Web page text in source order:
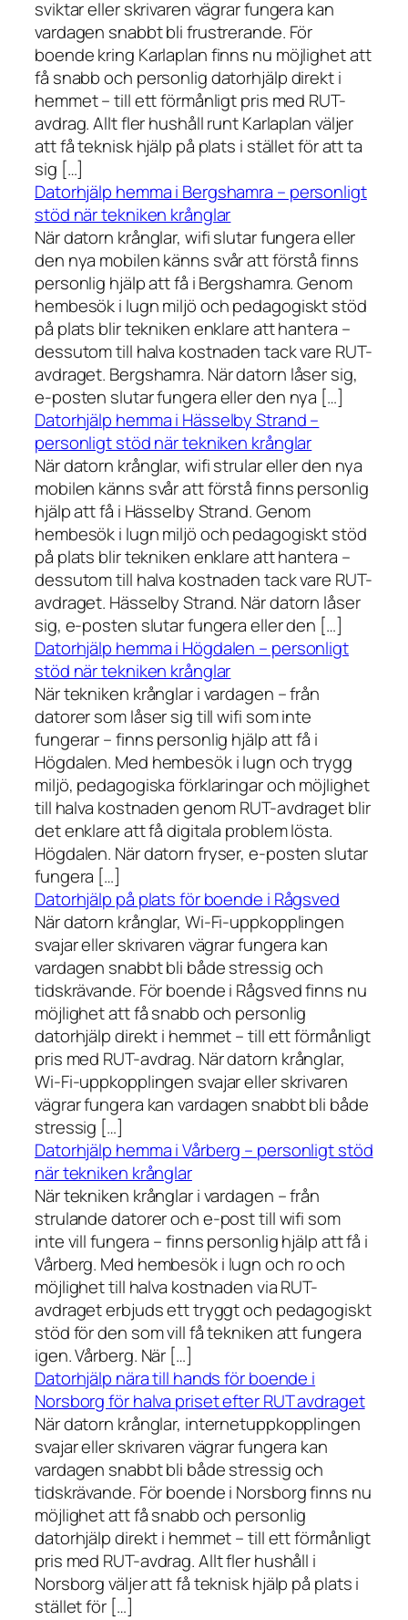
sviktar eller skrivaren vägrar fungera kan
vardagen snabbt bli frustrerande. För
boende kring Karlaplan finns nu möjlighet att
få snabb och personlig datorhjälp direkt i
hemmet – till ett förmånligt pris med RUT-
avdrag. Allt fler hushåll runt Karlaplan väljer
att få teknisk hjälp på plats i stället för att ta
sig […]
Datorhjälp hemma i Bergshamra – personligt
stöd när tekniken krånglar
När datorn krånglar, wifi slutar fungera eller
den nya mobilen känns svår att förstå finns
personlig hjälp att få i Bergshamra. Genom
hembesök i lugn miljö och pedagogiskt stöd
på plats blir tekniken enklare att hantera –
dessutom till halva kostnaden tack vare RUT-
avdraget. Bergshamra. När datorn låser sig,
e-posten slutar fungera eller den nya […]
Datorhjälp hemma i Hässelby Strand –
personligt stöd när tekniken krånglar
När datorn krånglar, wifi strular eller den nya
mobilen känns svår att förstå finns personlig
hjälp att få i Hässelby Strand. Genom
hembesök i lugn miljö och pedagogiskt stöd
på plats blir tekniken enklare att hantera –
dessutom till halva kostnaden tack vare RUT-
avdraget. Hässelby Strand. När datorn låser
sig, e-posten slutar fungera eller den […]
Datorhjälp hemma i Högdalen – personligt
stöd när tekniken krånglar
När tekniken krånglar i vardagen – från
datorer som låser sig till wifi som inte
fungerar – finns personlig hjälp att få i
Högdalen. Med hembesök i lugn och trygg
miljö, pedagogiska förklaringar och möjlighet
till halva kostnaden genom RUT-avdraget blir
det enklare att få digitala problem lösta.
Högdalen. När datorn fryser, e-posten slutar
fungera […]
Datorhjälp på plats för boende i Rågsved
När datorn krånglar, Wi-Fi-uppkopplingen
svajar eller skrivaren vägrar fungera kan
vardagen snabbt bli både stressig och
tidskrävande. För boende i Rågsved finns nu
möjlighet att få snabb och personlig
datorhjälp direkt i hemmet – till ett förmånligt
pris med RUT-avdrag. När datorn krånglar,
Wi-Fi-uppkopplingen svajar eller skrivaren
vägrar fungera kan vardagen snabbt bli både
stressig […]
Datorhjälp hemma i Vårberg – personligt stöd
när tekniken krånglar
När tekniken krånglar i vardagen – från
strulande datorer och e-post till wifi som
inte vill fungera – finns personlig hjälp att få i
Vårberg. Med hembesök i lugn och ro och
möjlighet till halva kostnaden via RUT-
avdraget erbjuds ett tryggt och pedagogiskt
stöd för den som vill få tekniken att fungera
igen. Vårberg. När […]
Datorhjälp nära till hands för boende i
Norsborg för halva priset efter RUT avdraget
När datorn krånglar, internetuppkopplingen
svajar eller skrivaren vägrar fungera kan
vardagen snabbt bli både stressig och
tidskrävande. För boende i Norsborg finns nu
möjlighet att få snabb och personlig
datorhjälp direkt i hemmet – till ett förmånligt
pris med RUT-avdrag. Allt fler hushåll i
Norsborg väljer att få teknisk hjälp på plats i
stället för […]